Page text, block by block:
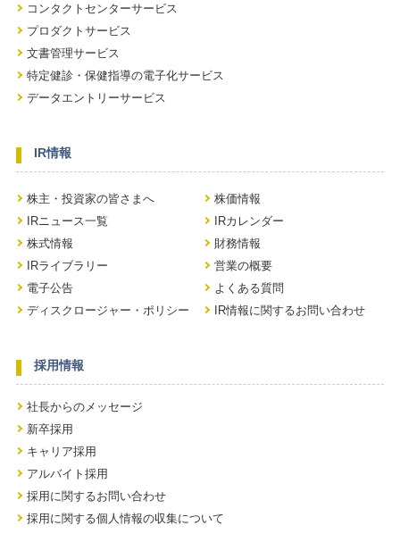
コンタクトセンターサービス
プロダクトサービス
文書管理サービス
特定健診・保健指導の電子化サービス
データエントリーサービス
IR情報
株主・投資家の皆さまへ
株価情報
IRニュース一覧
IRカレンダー
株式情報
財務情報
IRライブラリー
営業の概要
電子公告
よくある質問
ディスクロージャー・ポリシー
IR情報に関するお問い合わせ
採用情報
社長からのメッセージ
新卒採用
キャリア採用
アルバイト採用
採用に関するお問い合わせ
採用に関する個人情報の収集について